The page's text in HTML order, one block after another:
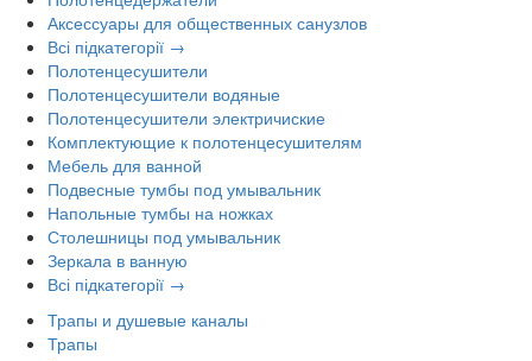
Аксессуары для общественных санузлов
Всі підкатегорії →
Полотенцесушители
Полотенцесушители водяные
Полотенцесушители электричиские
Комплектующие к полотенцесушителям
Мебель для ванной
Подвесные тумбы под умывальник
Напольные тумбы на ножках
Столешницы под умывальник
Зеркала в ванную
Всі підкатегорії →
Трапы и душевые каналы
Трапы